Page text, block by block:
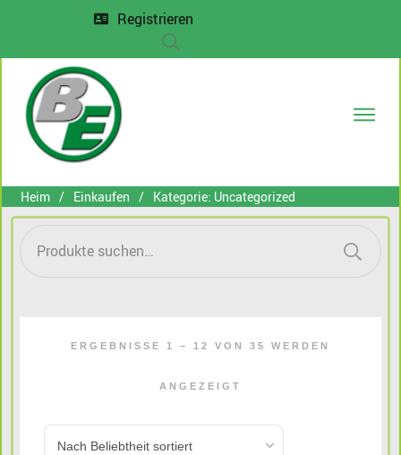
Registrieren
Heim / Einkaufen / Kategorie: Uncategorized
ERGEBNISSE 1 – 12 VON 35 WERDEN
ANGEZEIGT